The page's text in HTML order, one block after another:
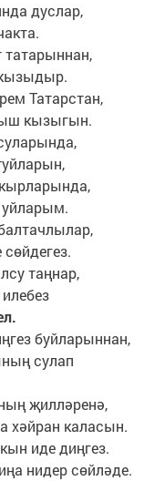
дуслар,
Татарстан,
кызыгын.
таңнар,
буйларыннан,
сулап
җилләренә,
хәйран каласын.
иде диңгез.
нидер сөйләде.